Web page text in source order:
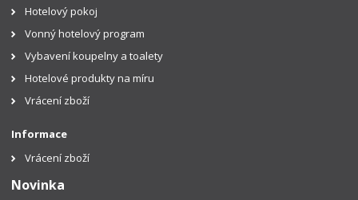
Hotelový pokoj
Vonný hotelový program
Vybavení koupelny a toalety
Hotelové produkty na míru
Vrácení zboží
Informace
Vrácení zboží
Novinka